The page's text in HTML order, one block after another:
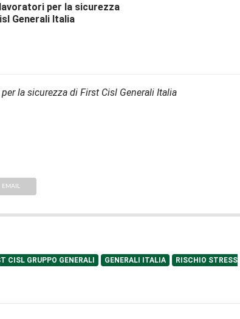
per la sicurezza
Generali Italia
la sicurezza di First Cisl Generali Italia
EMAIL
CISL GRUPPO GENERALI GENERALI ITALIA
RISCHIO STRESS